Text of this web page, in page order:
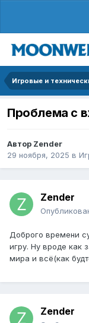
Игровые и
Проблема с
Автор Zender
29 ноября, 2025 в
Zender
Доброго времени
игру. Ну вроде как
мира и всё(как
Zender